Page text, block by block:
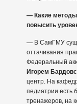
— Какие методы
повысить
— В СамГМУ
оттачивания
Федеральный
Игорем
центр. На
педиатрии есть
тренажеров, на